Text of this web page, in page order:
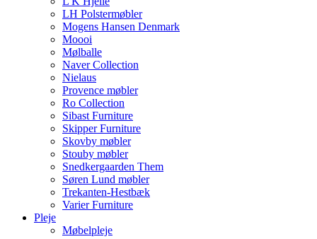
LH Polstermøbler
Mogens Hansen Denmark
Moooi
Mølballe
Naver Collection
Nielaus
Provence møbler
Ro Collection
Sibast Furniture
Skipper Furniture
Skovby møbler
Stouby møbler
Snedkergaarden Them
Søren Lund møbler
Trekanten-Hestbæk
Varier Furniture
Pleje
Møbelpleje